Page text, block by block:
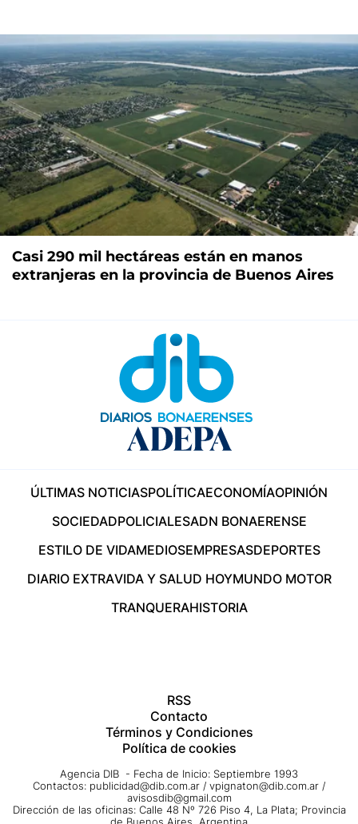
Casi 290 mil hectáreas están en manos
extranjeras en la provincia de Buenos Aires
ÚLTIMAS NOTICIASPOLÍTICAECONOMÍAOPINIÓN
SOCIEDADPOLICIALESADN BONAERENSE
ESTILO DE VIDAMEDIOSEMPRESASDEPORTES
DIARIO EXTRAVIDA Y SALUD HOYMUNDO MOTOR
TRANQUERAHISTORIA
RSS
Contacto
Términos y Condiciones
Política de cookies
Agencia DIB - Fecha de Inicio: Septiembre 1993
Contactos: publicidad@dib.com.ar / vpignaton@dib.com.ar /
avisosdib@gmail.com
Dirección de las oficinas: Calle 48 Nº 726 Piso 4, La Plata; Provincia